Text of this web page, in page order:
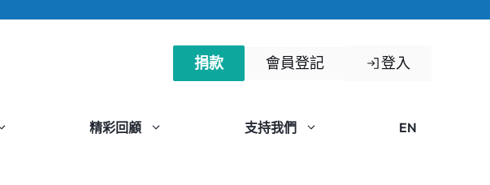
捐款 會員登記 登入
精彩回顧 支持我們 EN